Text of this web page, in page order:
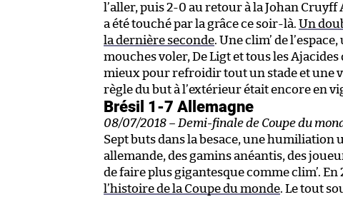
l’aller, puis 2-0 au retour à la Johan
a été touché par la grâce ce soir-là. Un
la dernière seconde. Une clim’ de
mouches voler, De Ligt et tous les
mieux pour refroidir tout un stade et une
règle du but à l’extérieur était encore en
Brésil 1-7 Allemagne
08/07/2018 – Demi-finale de Coupe du
Sept buts dans la besace, une
allemande, des gamins anéantis, des
de faire plus gigantesque comme clim’. En
l’histoire de la Coupe du monde. Le tout